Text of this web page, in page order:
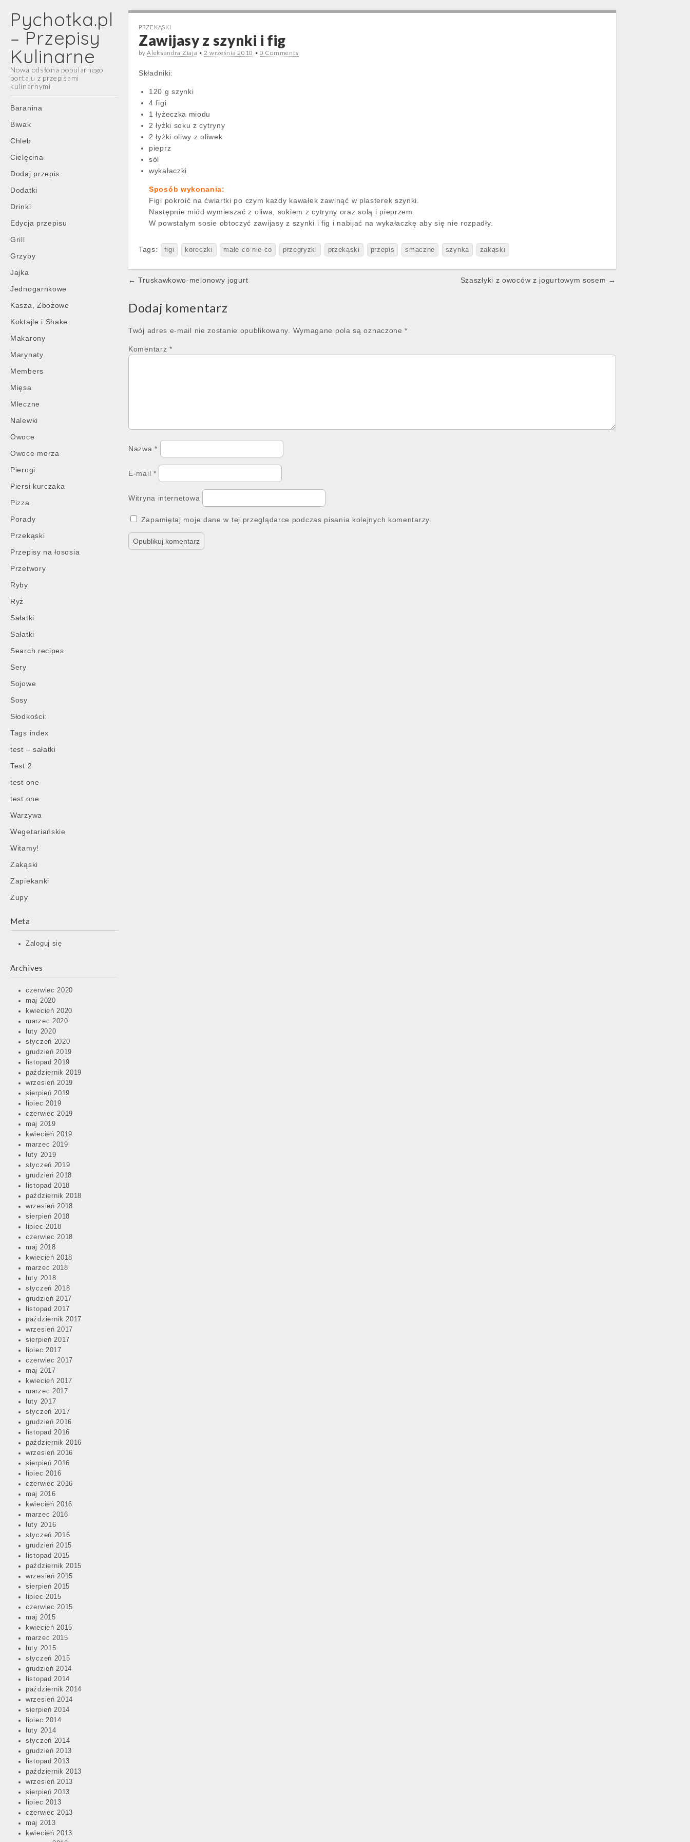
Pychotka.pl
– Przepisy
Kulinarne
Nowa odsłona popularnego
portalu z przepisami
kulinarnymi
Main
menu
Skip
content
Baranina
Biwak
Chleb
Cielęcina
Dodaj przepis
Dodatki
Drinki
Edycja przepisu
Grill
Grzyby
Jajka
Jednogarnkowe
Kasza, Zbożowe
Koktajle i Shake
Makarony
Marynaty
Members
Mięsa
Mleczne
Nalewki
Owoce
Owoce morza
Pierogi
Piersi kurczaka
Pizza
Porady
Przekąski
Przepisy na łososia
Przetwory
Ryby
Ryż
Sałatki
Sałatki
Search recipes
Sery
Sojowe
Sosy
Słodkości:
Tags index
test – sałatki
Test 2
test one
test one
Warzywa
Wegetariańskie
Witamy!
Zakąski
Zapiekanki
Zupy
Meta
Zaloguj się
Archives
czerwiec 2020
maj 2020
kwiecień 2020
marzec 2020
luty 2020
styczeń 2020
grudzień 2019
listopad 2019
październik 2019
wrzesień 2019
sierpień 2019
lipiec 2019
czerwiec 2019
maj 2019
kwiecień 2019
marzec 2019
luty 2019
styczeń 2019
grudzień 2018
listopad 2018
październik 2018
wrzesień 2018
sierpień 2018
lipiec 2018
czerwiec 2018
maj 2018
kwiecień 2018
marzec 2018
luty 2018
styczeń 2018
grudzień 2017
listopad 2017
październik 2017
wrzesień 2017
sierpień 2017
lipiec 2017
czerwiec 2017
maj 2017
kwiecień 2017
marzec 2017
luty 2017
styczeń 2017
grudzień 2016
listopad 2016
październik 2016
wrzesień 2016
sierpień 2016
lipiec 2016
czerwiec 2016
maj 2016
kwiecień 2016
marzec 2016
luty 2016
styczeń 2016
grudzień 2015
listopad 2015
październik 2015
wrzesień 2015
sierpień 2015
lipiec 2015
czerwiec 2015
maj 2015
kwiecień 2015
marzec 2015
luty 2015
styczeń 2015
grudzień 2014
listopad 2014
październik 2014
wrzesień 2014
sierpień 2014
lipiec 2014
luty 2014
styczeń 2014
grudzień 2013
listopad 2013
październik 2013
wrzesień 2013
sierpień 2013
lipiec 2013
czerwiec 2013
maj 2013
kwiecień 2013
PRZEKĄSKI
Zawijasy z szynki i fig
byAleksandra Ziaja •2 września 2010 •0 Comments
Składniki:
120 g szynki
4 figi
1 łyżeczka miodu
2 łyżki soku z cytryny
2 łyżki oliwy z oliwek
pieprz
sól
wykałaczki
Sposób wykonania:
Figi pokroić na ćwiartki po czym każdy kawałek zawinąć w plasterek szynki.
Następnie miód wymieszać z oliwa, sokiem z cytryny oraz solą i pieprzem.
W powstałym sosie obtoczyć zawijasy z szynki i fig i nabijać na wykałaczkę aby się nie rozpadły.
Tags: figi koreczki małe co nie co przegryzki przekąski przepis smaczne szynka zakąski
Post
← Truskawkowo-melonowy jogurt Szaszłyki z owoców z jogurtowym sosem →
Dodaj komentarz
Twój adres e-mail nie zostanie opublikowany. Wymagane pola są oznaczone*
Komentarz *
Nazwa*
E-mail *
Witryna internetowa
Zapamiętaj moje dane w tej przeglądarce podczas pisania kolejnych komentarzy.